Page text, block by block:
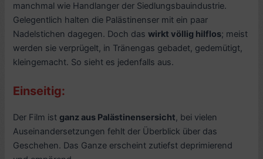
manchmal wie Handlanger der Siedlungsbauindustrie.
Gelegentlich halten die Palästinenser mit ein paar
Nadelstichen dagegen. Doch daswirkt völlig hilflos; meist
werden sie verprügelt, in Tränengas gebadet, gedemütigt,
kleingemacht. So sieht es jedenfalls aus.
Einseitig:
Der Film ist ganz aus Palästinensersicht, bei vielen
Auseinandersetzungen fehlt der Überblick über das
Geschehen. Das Ganze erscheint zutiefst deprimierend